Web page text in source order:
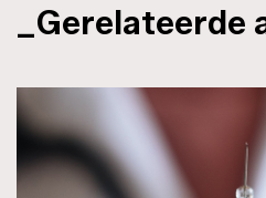
_Gerelateerde